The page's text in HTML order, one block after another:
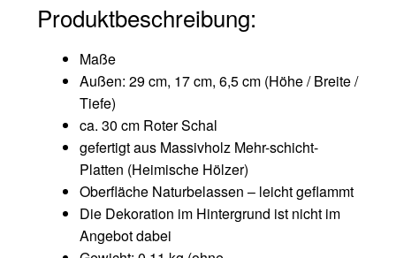
Produktbeschreibung:
Maße
Außen: 29 cm, 17 cm, 6,5 cm (Höhe / Breite /
Tiefe)
ca. 30 cm Roter Schal
gefertigt aus Massivholz Mehr-schicht-
Platten (Heimische Hölzer)
Oberfläche Naturbelassen – leicht geflammt
Die Dekoration im Hintergrund ist nicht im
Angebot dabei